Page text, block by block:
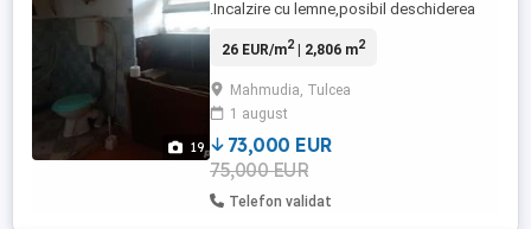
19
.Incalzire cu lemne,posibil deschiderea
arabil 999 Mp. Wc in casă și în curte.Se
parte a casei, pretul de 75.000 Negociabil.
TEl: Casa este in comuna
Mahmudia/Județul Tulcea ...
26 EUR/m2| 2,806 m2
Mahmudia, Tulcea
1 august
73,000 EUR
75,000 EUR
Telefon validat